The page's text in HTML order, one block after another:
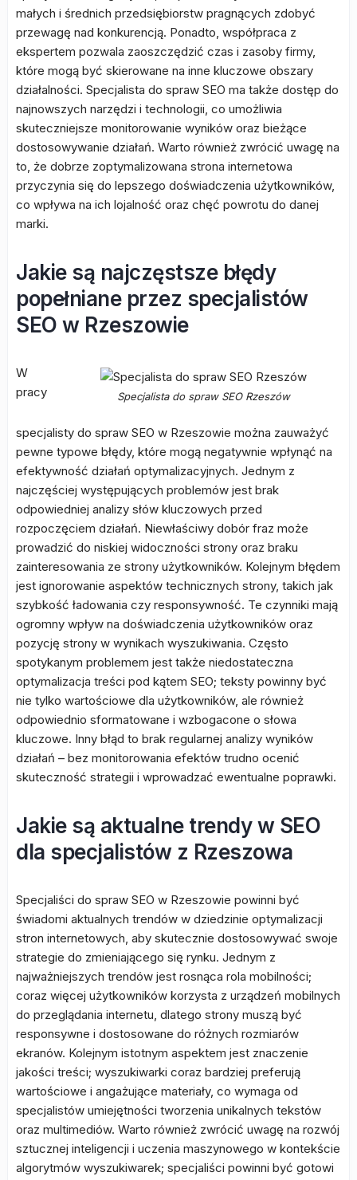
małych i średnich przedsiębiorstw pragnących zdobyć
przewagę nad konkurencją. Ponadto, współpraca z
ekspertem pozwala zaoszczędzić czas i zasoby firmy,
które mogą być skierowane na inne kluczowe obszary
działalności. Specjalista do spraw SEO ma także dostęp do
najnowszych narzędzi i technologii, co umożliwia
skuteczniejsze monitorowanie wyników oraz bieżące
dostosowywanie działań. Warto również zwrócić uwagę na
to, że dobrze zoptymalizowana strona internetowa
przyczynia się do lepszego doświadczenia użytkowników,
co wpływa na ich lojalność oraz chęć powrotu do danej
marki.
Jakie są najczęstsze błędy
popełniane przez specjalistów
SEO w Rzeszowie
Specjalista do spraw SEO Rzeszów
W
pracy
specjalisty do spraw SEO w Rzeszowie można zauważyć
pewne typowe błędy, które mogą negatywnie wpłynąć na
efektywność działań optymalizacyjnych. Jednym z
najczęściej występujących problemów jest brak
odpowiedniej analizy słów kluczowych przed
rozpoczęciem działań. Niewłaściwy dobór fraz może
prowadzić do niskiej widoczności strony oraz braku
zainteresowania ze strony użytkowników. Kolejnym błędem
jest ignorowanie aspektów technicznych strony, takich jak
szybkość ładowania czy responsywność. Te czynniki mają
ogromny wpływ na doświadczenia użytkowników oraz
pozycję strony w wynikach wyszukiwania. Często
spotykanym problemem jest także niedostateczna
optymalizacja treści pod kątem SEO; teksty powinny być
nie tylko wartościowe dla użytkowników, ale również
odpowiednio sformatowane i wzbogacone o słowa
kluczowe. Inny błąd to brak regularnej analizy wyników
działań – bez monitorowania efektów trudno ocenić
skuteczność strategii i wprowadzać ewentualne poprawki.
Jakie są aktualne trendy w SEO
dla specjalistów z Rzeszowa
Specjaliści do spraw SEO w Rzeszowie powinni być
świadomi aktualnych trendów w dziedzinie optymalizacji
stron internetowych, aby skutecznie dostosowywać swoje
strategie do zmieniającego się rynku. Jednym z
najważniejszych trendów jest rosnąca rola mobilności;
coraz więcej użytkowników korzysta z urządzeń mobilnych
do przeglądania internetu, dlatego strony muszą być
responsywne i dostosowane do różnych rozmiarów
ekranów. Kolejnym istotnym aspektem jest znaczenie
jakości treści; wyszukiwarki coraz bardziej preferują
wartościowe i angażujące materiały, co wymaga od
specjalistów umiejętności tworzenia unikalnych tekstów
oraz multimediów. Warto również zwrócić uwagę na rozwój
sztucznej inteligencji i uczenia maszynowego w kontekście
algorytmów wyszukiwarek; specjaliści powinni być gotowi